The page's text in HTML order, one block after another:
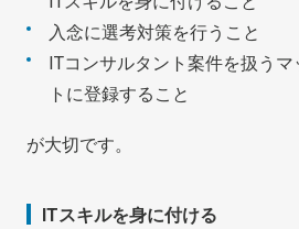
入念に選考対策を行うこと
ITコンサルタント案件を扱う
トに登録すること
が大切です。
ITスキルを身に付ける